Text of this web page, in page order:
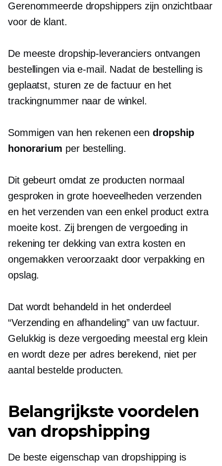
Gerenommeerde dropshippers zijn onzichtbaar
voor de klant.
De meeste dropship-leveranciers ontvangen
bestellingen via e-mail. Nadat de bestelling is
geplaatst, sturen ze de factuur en het
trackingnummer naar de winkel.
Sommigen van hen rekenen eendropship
honorarium per bestelling.
Dit gebeurt omdat ze producten normaal
gesproken in grote hoeveelheden verzenden
en het verzenden van een enkel product extra
moeite kost. Zij brengen de vergoeding in
rekening ter dekking van extra kosten en
ongemakken veroorzaakt door verpakking en
opslag.
Dat wordt behandeld in het onderdeel
“Verzending en afhandeling” van uw factuur.
Gelukkig is deze vergoeding meestal erg klein
en wordt deze per adres berekend, niet per
aantal bestelde producten.
Belangrijkste voordelen
van dropshipping
De beste eigenschap van dropshipping is